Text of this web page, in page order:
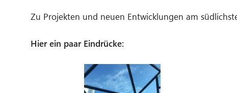
Zu Projekten und neuen Entwicklungen am
Hier ein paar Eindrücke: